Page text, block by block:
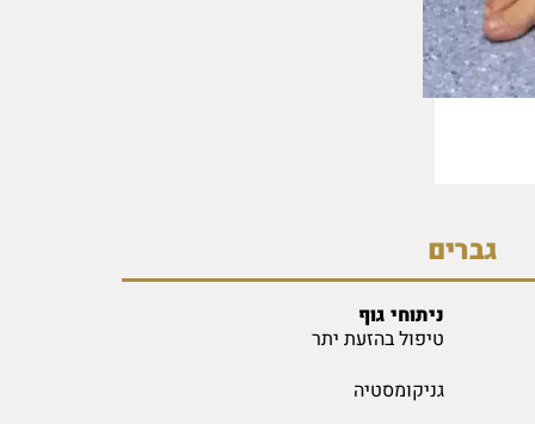
גברים
ניתוחי גוף
טיפול בהזעת יתר
גניקומסטיה